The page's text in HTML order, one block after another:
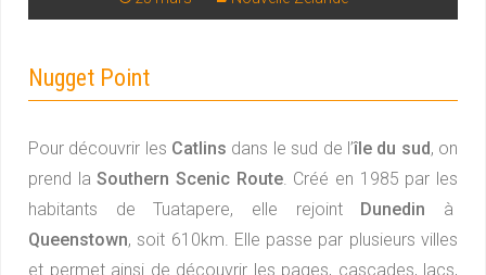
Nugget Point
Pour découvrir les Catlins dans le sud de l’île du sud, on
prend laSouthern Scenic Route. Créé en 1985 par les
habitants de Tuatapere, elle rejoint Dunedin à
Queenstown, soit 610km. Elle passe par plusieurs villes
et permet ainsi de découvrir les pages, cascades, lacs,